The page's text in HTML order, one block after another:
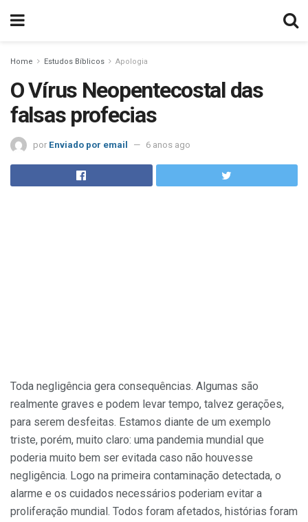
Home Estudos Bíblicos Apologia
O Vírus Neopentecostal das
falsas profecias
por Enviado por email 6 anos ago
Toda negligência gera consequências. Algumas são
realmente graves e podem levar tempo, talvez gerações,
para serem desfeitas. Estamos diante de um exemplo
triste, porém, muito claro: uma pandemia mundial que
poderia muito bem ser evitada caso não houvesse
negligência. Logo na primeira contaminação detectada, o
alarme e os cuidados necessários poderiam evitar a
proliferação mundial. Todos foram afetados, histórias foram